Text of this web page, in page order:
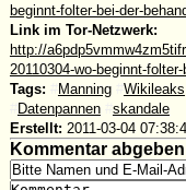
beginnt-folter-bei-der-
Link im Tor-Netzwerk:
http://
20110304-wo-beginnt-
Tags:
Manning Wikileaks
Datenpannen
skandale
Erstellt: 2011-03-04
Kommentar abgeben